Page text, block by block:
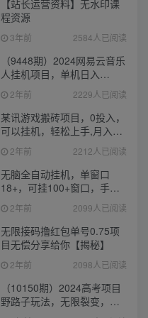
【站长运营资料】无水印课
程资源
3年前 2584人已阅读
（9448期）2024网易云音乐
人挂机项目，单机日入
150+，无脑月入5000+
2年前 2229人已阅读
某讯游戏搬砖项目，0投入，
可以挂机，轻松上手,月入
3000+上不封顶
2年前 2212人已阅读
无脑全自动挂机，单窗口
18+，可挂100+窗口，手机
电脑均可操作
2年前 2099人已阅读
无限接码撸红包单号0.75项
目无偿分享给你【揭秘】
2年前 2098人已阅读
（10150期）2024高考项目
野路子玩法，无限裂变，最
高一天1W＋！